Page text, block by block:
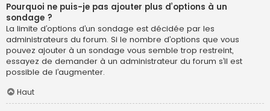
Pourquoi ne puis-je pas ajouter plus d’options à un
sondage ?
La limite d’options d’un sondage est décidée par les
administrateurs du forum. Si le nombre d’options que vous
pouvez ajouter à un sondage vous semble trop restreint,
essayez de demander à un administrateur du forum s’il est
possible de l’augmenter.
Haut